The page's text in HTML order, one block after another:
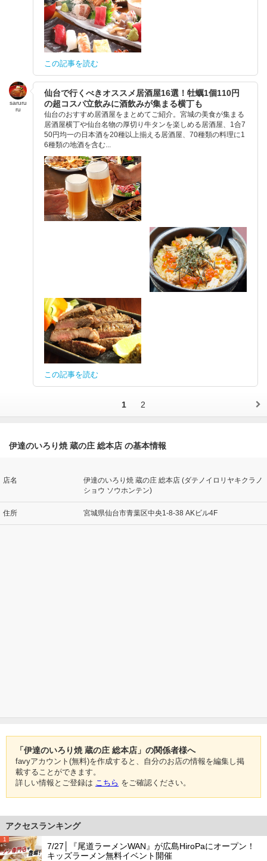
この記事を読む
saruru
ru
仙台で行くべきオススメ居酒屋16選！牡蠣1個110円
の超コスパ立飲みに酒飲みが集まる横丁も
仙台のおすすめ居酒屋をまとめてご紹介。宮城の美食が集まる
居酒屋横丁や仙台名物の厚切り牛タンを楽しめる居酒屋、1合7
50円均一の日本酒を20種以上揃える居酒屋、70種類の料理に1
6種類の地酒を含む...
この記事を読む
1 2
伊達のいろり焼 蔵の庄 総本店 の基本情報
店名
伊達のいろり焼 蔵の庄 総本店 (ダテノイロリヤキクラノ
ショウ ソウホンテン)
住所 宮城県仙台市青葉区中央1-8-38 AKビル4F
「伊達のいろり焼 蔵の庄 総本店」の関係者様へ
favyアカウント(無料)を作成すると、自分のお店の情報を編集し掲
載することができます。
詳しい情報とご登録は こちら をご確認ください。
アクセスランキング
1
7/27│『尾道ラーメンWAN』が広島HiroPaにオープン！
キッズラーメン無料イベント開催